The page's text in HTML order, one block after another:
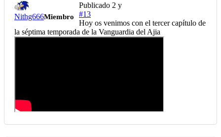
Nithg666Miembro
Publicado 2 y
#13
Hoy os venimos con el tercer capítulo de
la séptima temporada de la Vanguardia del Ajia